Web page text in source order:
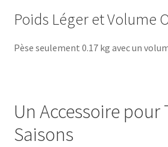
Poids Léger et Volume
Pèse seulement 0.17 kg avec un
Un Accessoire pour
Saisons